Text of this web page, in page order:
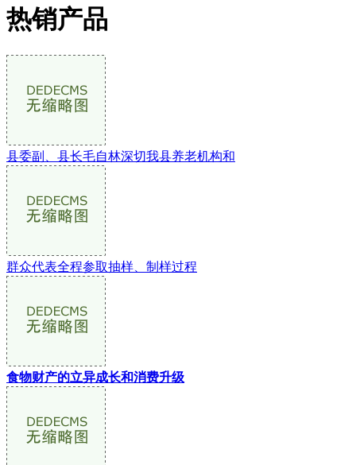
热销产品
县委副、县长毛自林深切我县养老机构和
群众代表全程参取抽样、制样过程
食物财产的立异成长和消费升级